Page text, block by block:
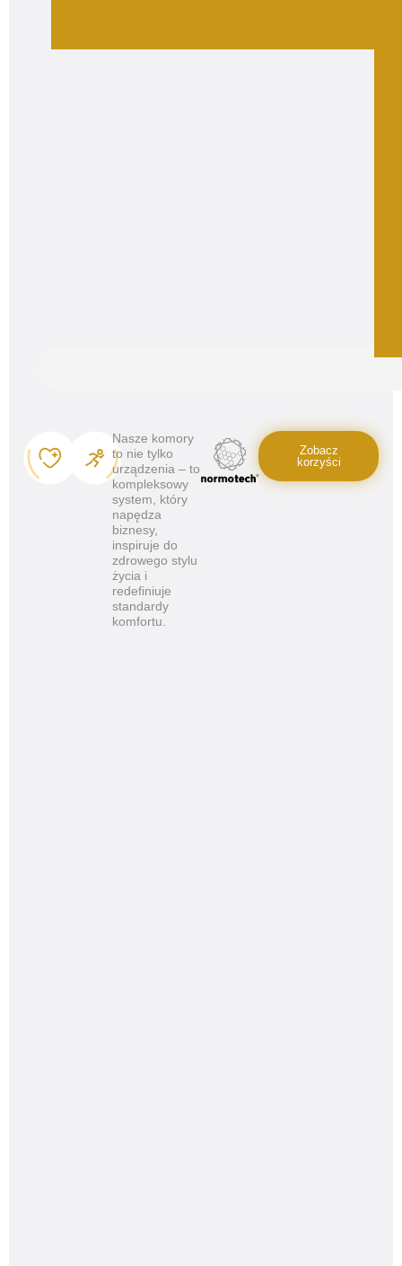
Nasze komory
to nie tylko
urządzenia – to
kompleksowy
system, który
napędza
biznesy,
inspiruje do
zdrowego stylu
życia i
redefiniuje
standardy
komfortu.
Zobacz
korzyści